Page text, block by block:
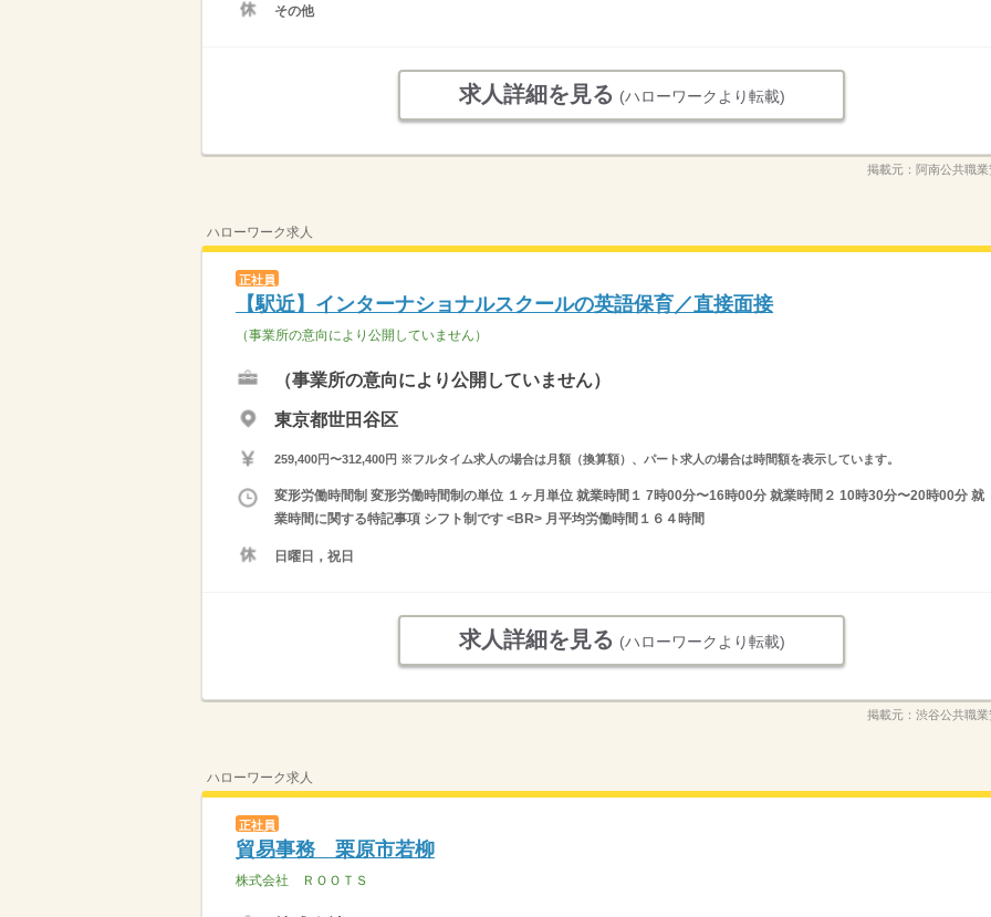
その他
求人詳細を見る (ハローワークより転載)
掲載元： 阿南公共職
ハローワーク求人
正社員
【駅近】インターナショナルスクールの英語保育／直接面接
（事業所の意向により公開していません）
（事業所の意向により公開していません）
東京都世田谷区
259,400円〜312,400円 ※フルタイム求人の場合は月額（換算額）、パート求人の場合は時間額を表示しています。
変形労働時間制 変形労働時間制の単位 １ヶ月単位 就業時間１ 7時00分〜16時00分 就業時間２ 10時30分〜20時00分 就
業時間に関する特記事項 シフト制です <BR> 月平均労働時間１６４時間
日曜日，祝日
求人詳細を見る (ハローワークより転載)
掲載元： 渋谷公共職
ハローワーク求人
正社員
貿易事務 栗原市若柳
株式会社 ＲＯＯＴＳ